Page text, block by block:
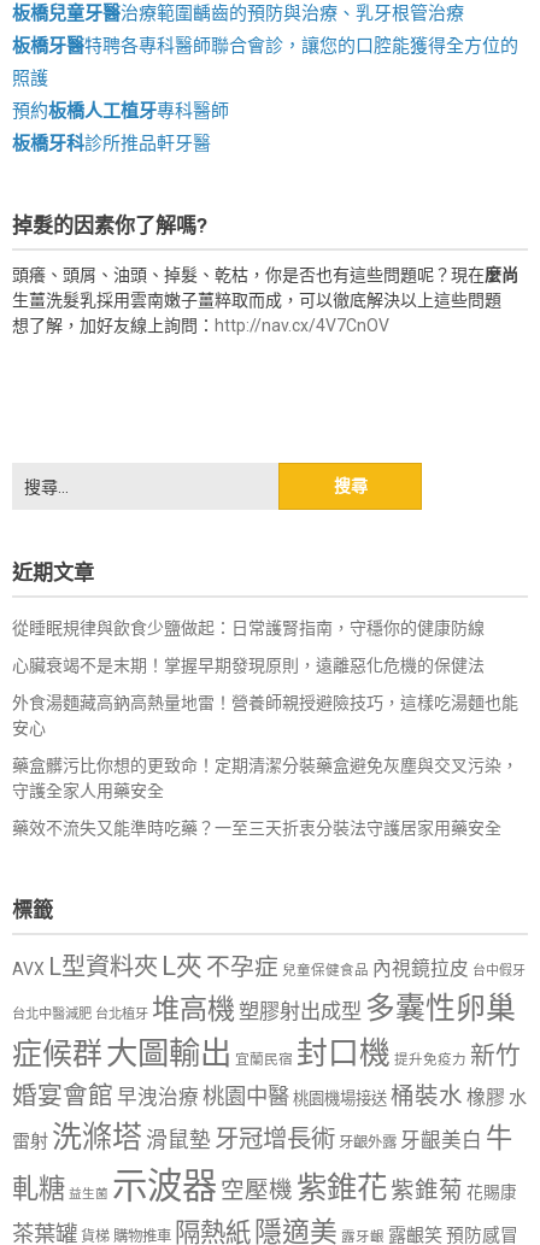
板橋兒童牙醫治療範圍齲齒的預防與治療、乳牙根管治療
板橋牙醫特聘各專科醫師聯合會診，讓您的口腔能獲得全方位的
照護
預約板橋人工植牙專科醫師
板橋牙科診所推品軒牙醫
掉髮的因素你了解嗎?
頭癢、頭屑、油頭、掉髮、乾枯，你是否也有這些問題呢？現在麼尚
生薑洗髮乳採用雲南嫩子薑粹取而成，可以徹底解決以上這些問題
想了解，加好友線上詢問： http://nav.cx/4V7CnOV
尋
字:
近期文章
從睡眠規律與飲食少鹽做起：日常護腎指南，守穩你的健康防線
心臟衰竭不是末期！掌握早期發現原則，遠離惡化危機的保健法
外食湯麵藏高鈉高熱量地雷！營養師親授避險技巧，這樣吃湯麵也能
安心
藥盒髒污比你想的更致命！定期清潔分裝藥盒避免灰塵與交叉污染，
守護全家人用藥安全
藥效不流失又能準時吃藥？一至三天折衷分裝法守護居家用藥安全
標籤
AVX L型資料夾 L夾 不孕症 兒童保健食品 內視鏡拉皮 台中假牙
台北中醫減肥 台北植牙 堆高機塑膠射出成型 多囊性卵巢
症候群大圖輸出 宜蘭民宿 封口機 提升免疫力 新竹
婚宴會館 早洩治療 桃園中醫 桃園機場接送 桶裝水 橡膠 水
雷射 洗滌塔 滑鼠墊 牙冠增長術 牙齦外露 牙齦美白 牛
軋糖 益生菌 示波器 空壓機 紫錐花紫錐菊 花賜康
茶葉罐 貨梯 購物推車 隔熱紙 隱適美 露牙齦 露齦笑預防感冒